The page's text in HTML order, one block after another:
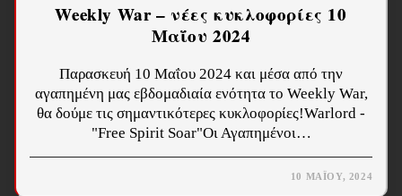
Weekly War – νέες κυκλοφορίες 10
Μαΐου 2024
Παρασκευή 10 Μαΐου 2024 και μέσα από την
αγαπημένη μας εβδομαδιαία ενότητα το Weekly War,
θα δούμε τις σημαντικότερες κυκλοφορίες!Warlord -
"Free Spirit Soar"Οι Αγαπημένοι…
10 ΜΑΪ́ΟΥ, 2024